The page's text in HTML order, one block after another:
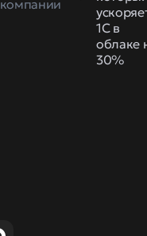
компании
1С в
облаке
30%